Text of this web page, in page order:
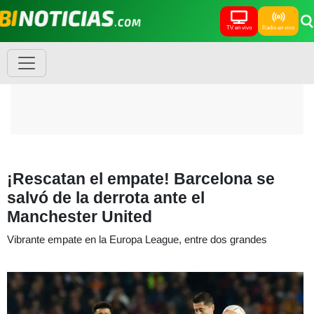
TV en vivo Radio en vivo
¡Rescatan el empate! Barcelona se
salvó de la derrota ante el
Manchester United
Vibrante empate en la Europa League, entre dos grandes